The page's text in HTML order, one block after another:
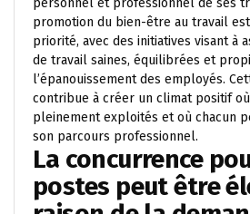
personnel et professionnel de ses
promotion du bien-être au travail
priorité, avec des initiatives visant à
de travail saines, équilibrées et
l’épanouissement des employés.
contribue à créer un climat positif
pleinement exploités et où chacun
son parcours professionnel.
La concurrence
postes peut être